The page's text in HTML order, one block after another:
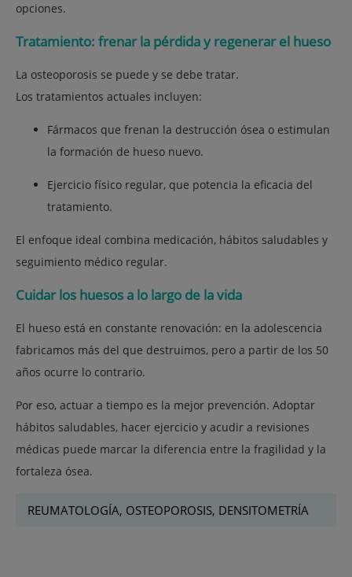
opciones.
Tratamiento: frenar la pérdida y regenerar el hueso
La osteoporosis se puede y se debe tratar.
Los tratamientos actuales incluyen:
Fármacos que frenan la destrucción ósea o estimulan
la formación de hueso nuevo.
Ejercicio físico regular, que potencia la eficacia del
tratamiento.
El enfoque ideal combina medicación, hábitos saludables y
seguimiento médico regular.
Cuidar los huesos a lo largo de la vida
El hueso está en constante renovación: en la adolescencia
fabricamos más del que destruimos, pero a partir de los 50
años ocurre lo contrario.
Por eso, actuar a tiempo es la mejor prevención. Adoptar
hábitos saludables, hacer ejercicio y acudir a revisiones
médicas puede marcar la diferencia entre la fragilidad y la
fortaleza ósea.
REUMATOLOGÍA, OSTEOPOROSIS, DENSITOMETRÍA